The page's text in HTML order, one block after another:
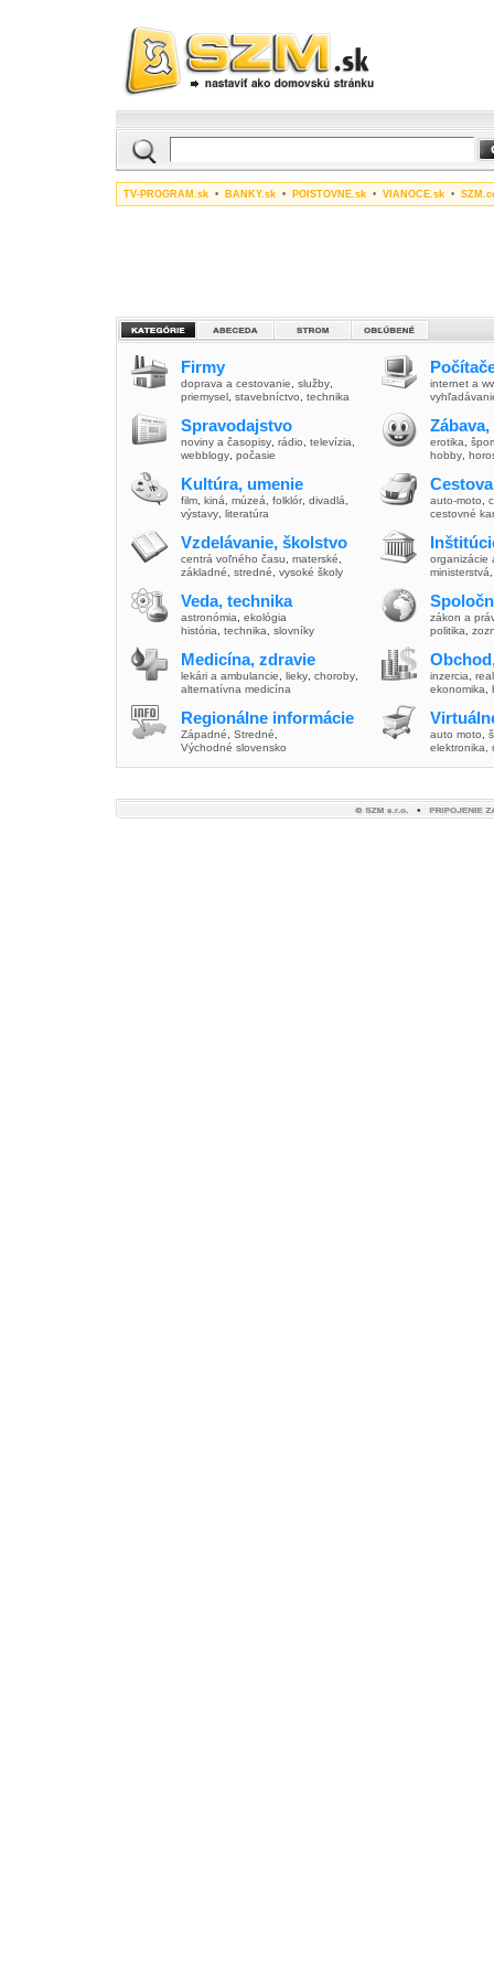
TV-PROGRAM.sk • BANKY.sk • POISTOVNE.sk • VIANOCE.sk •
Firmy
doprava a cestovanie služby
priemysel stavebníctvo technika
Spravodajstvo
noviny a časopisy rádio televízia
webblogy počasie
Kultúra, umenie
film kiná múzeá folklór, divadlá
výstavy literatúra
Vzdelávanie, školstvo
centrá voľného času materské
základné
stredné vysoké školy
Veda, technika
astronómia
ekológia
história
technika slovníky
Medicína, zdravie
lekári a ambulancie lieky choroby
alternatívna medicína
Regionálne informácie
Západné Stredné
Východné slovensko
internet a
erotika
hobby
auto-moto
cestovné
organizácie
ministerstvá
zákon a
politika
inzercia
ekonomika
auto moto
elektronika,